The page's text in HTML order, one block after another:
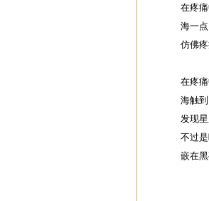
在疼
海一
仿佛
在疼
海触
发现
不过
嵌在